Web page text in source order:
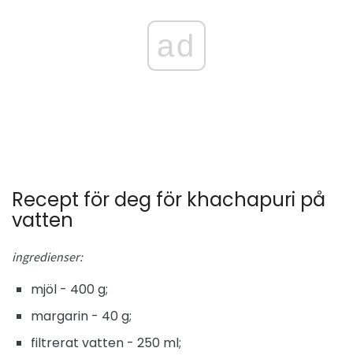
ad
Recept för deg för khachapuri på
vatten
ingredienser:
mjöl - 400 g;
margarin - 40 g;
filtrerat vatten - 250 ml;